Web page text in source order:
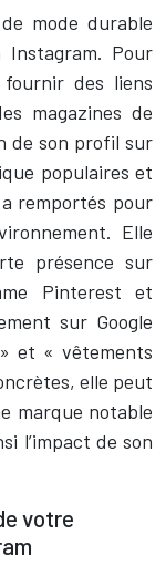
mode durable
Pour
des liens
magazines de
de son profil sur
populaires et
remportés pour
Elle
présence sur
Pinterest et
sur Google
et « vêtements
elle peut
marque notable
l’impact de son
votre